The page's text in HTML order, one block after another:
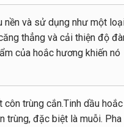
nền và sử dụng như một
thẳng và cải thiện độ
của hoắc hương khiến nó
côn trùng cắn.Tinh dầu hoắc
trùng, đặc biệt là muỗi. Pha